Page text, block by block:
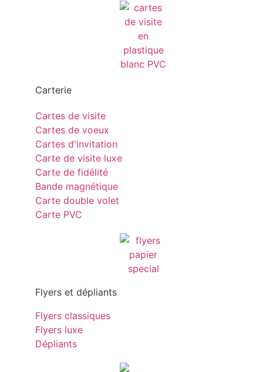
Carterie
Cartes de visite
Cartes de voeux
Cartes d'invitation
Carte de visite luxe
Carte de fidélité
Bande magnétique
Carte double volet
Carte PVC
Flyers et dépliants
Flyers classiques
Flyers luxe
Dépliants